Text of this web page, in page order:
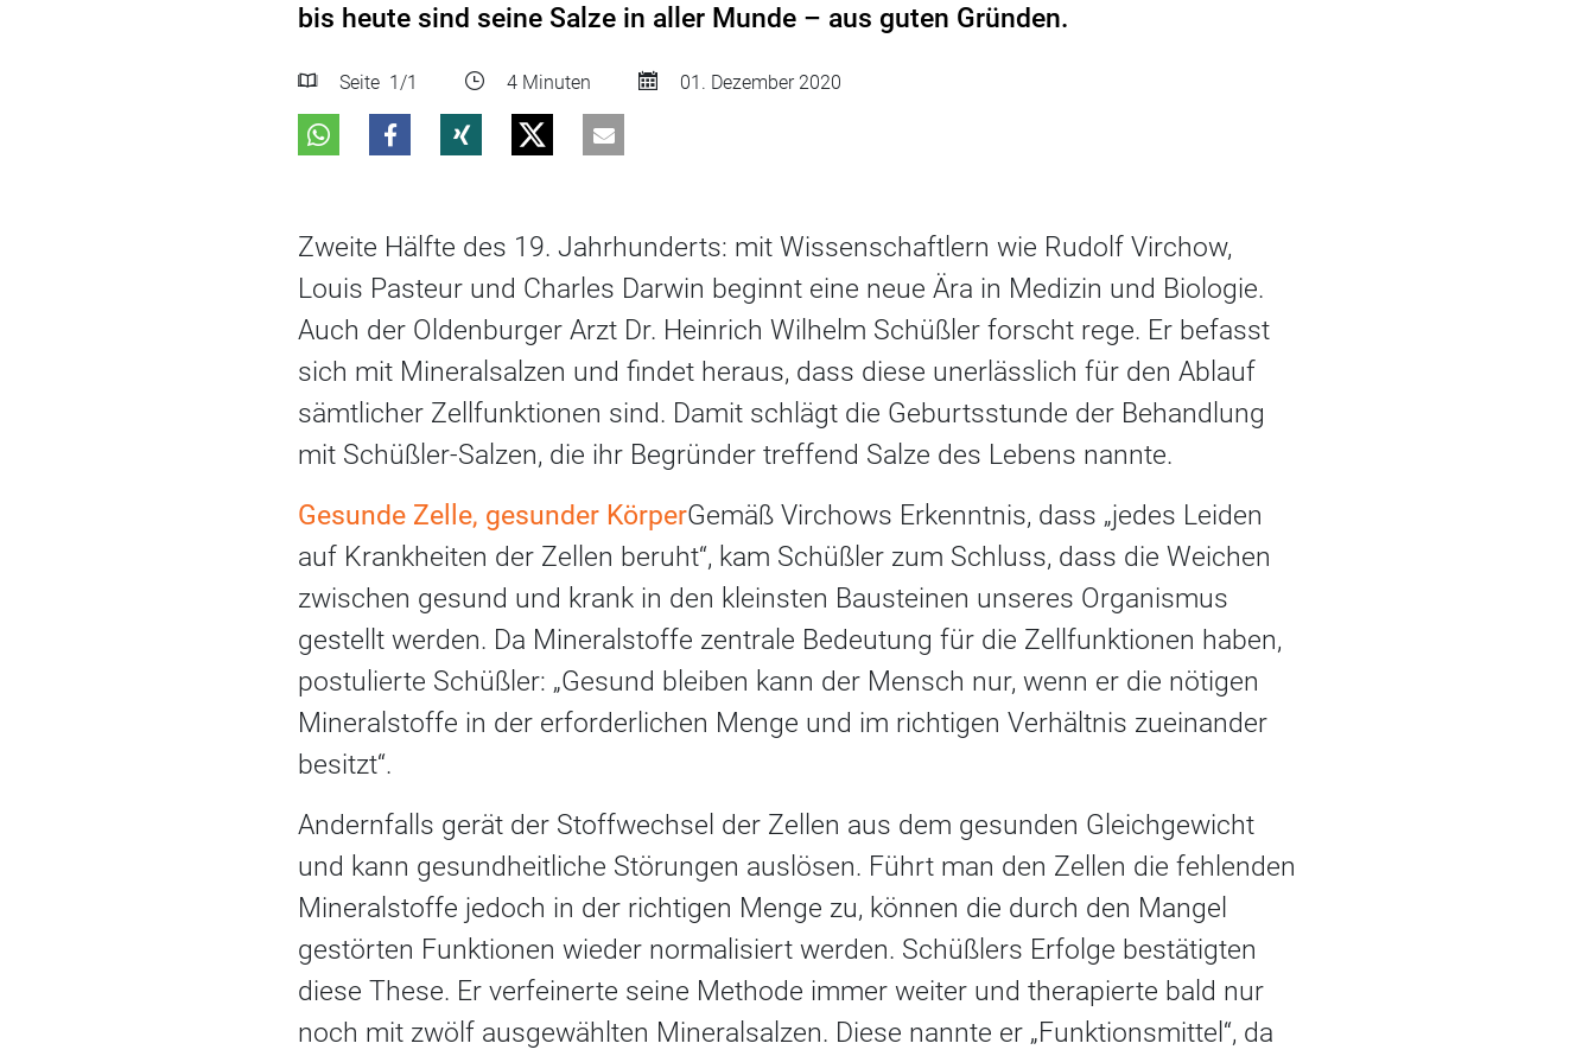
bis heute sind seine Salze in aller Munde – aus guten Gründen.
Seite 1 /1 4 Minuten 01. Dezember 2020
Zweite Hälfte des 19. Jahrhunderts: mit Wissenschaftlern wie Rudolf Virchow,
Louis Pasteur und Charles Darwin beginnt eine neue Ära in Medizin und Biologie.
Auch der Oldenburger Arzt Dr. Heinrich Wilhelm Schüßler forscht rege. Er befasst
sich mit Mineralsalzen und findet heraus, dass diese unerlässlich für den Ablauf
sämtlicher Zellfunktionen sind. Damit schlägt die Geburtsstunde der Behandlung
mit Schüßler-Salzen, die ihr Begründer treffend Salze des Lebens nannte.
Gesunde Zelle, gesunder KörperGemäß Virchows Erkenntnis, dass „jedes Leiden
auf Krankheiten der Zellen beruht“, kam Schüßler zum Schluss, dass die Weichen
zwischen gesund und krank in den kleinsten Bausteinen unseres Organismus
gestellt werden. Da Mineralstoffe zentrale Bedeutung für die Zellfunktionen haben,
postulierte Schüßler: „Gesund bleiben kann der Mensch nur, wenn er die nötigen
Mineralstoffe in der erforderlichen Menge und im richtigen Verhältnis zueinander
besitzt“.
Andernfalls gerät der Stoffwechsel der Zellen aus dem gesunden Gleichgewicht
und kann gesundheitliche Störungen auslösen. Führt man den Zellen die fehlenden
Mineralstoffe jedoch in der richtigen Menge zu, können die durch den Mangel
gestörten Funktionen wieder normalisiert werden. Schüßlers Erfolge bestätigten
diese These. Er verfeinerte seine Methode immer weiter und therapierte bald nur
noch mit zwölf ausgewählten Mineralsalzen. Diese nannte er „Funktionsmittel“, da